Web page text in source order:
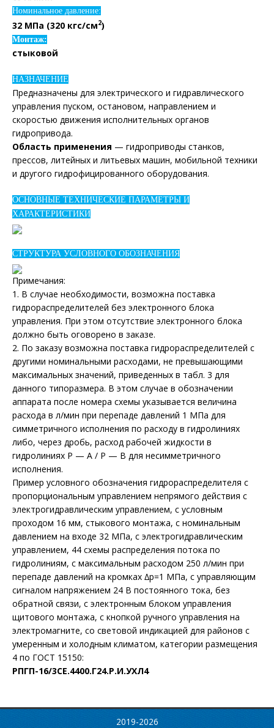
Номинальное давление:
32 МПа (320 кгс/см2)
Монтаж:
стыковой
НАЗНАЧЕНИЕ
Предназначены для электрического и гидравлического
управления пуском, остановом, направлением и
скоростью движения исполнительных органов
гидpопривода.
Область пpименения — гидроприводы станков,
прессов, литейных и литьевых машин, мобильной техники
и другого гидрофицированного оборудования.
ОСHОВHЫЕ ТЕХHИЧЕСКИЕ ПАРАМЕТРЫ И
ХАРАКТЕРИСТИКИ
СТРУКТУРА УСЛОВНОГО ОБОЗНАЧЕНИЯ
Примечания:
1. В случае необходимости, возможна поставка
гидрораспределителей без электронного блока
управления. При этом отсутствие электронного блока
должно быть оговорено в заказе.
2. По заказу возможна поставка гидрораспределителей с
другими номинальными расходами, не превышающими
максимальных значений, приведенных в табл. 3 для
данного типоразмера. В этом случае в обозначении
аппарата после номера схемы указывается величина
расхода в л/мин при перепаде давлений 1 МПа для
симметричного исполнения по расходу в гидролиниях
либо, через дробь, расход рабочей жидкости в
гидролиниях Р — А / Р — В для несимметричного
исполнения.
Пример условного обозначения гидрораспределителя с
пропорциональным управлением непрямого действия с
электрогидравлическим управлением, с условным
проходом 16 мм, стыкового монтажа, с номинальным
давлением на входе 32 МПа, с электрогидравлическим
управлением, 44 схемы распределения потока по
гидролиниям, с максимальным расходом 250 л/мин при
перепаде давлений на кромках ∆р=1 МПа, с управляющим
сигналом напряжением 24 В постоянного тока, без
обратной связи, с электронным блоком управления
щитового монтажа, с кнопкой ручного управления на
электромагните, со световой индикацией для районов с
умеренным и холодным климатом, категории размещения
4 по ГОСТ 15150:
РПГП-16/3СЕ.4400.Г24.Р.И.УХЛ4
2019-2026